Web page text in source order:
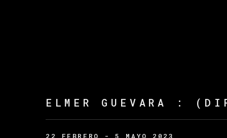
ELMER GUEVARA :
22 FEBRERO - 5 MAYO 2023